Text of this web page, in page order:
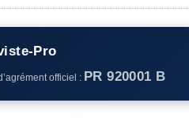
Pro
officiel : PR 920001 B